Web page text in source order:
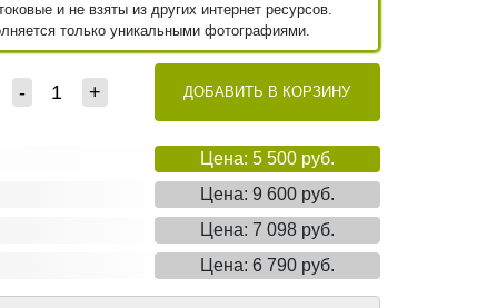
и не взяты из других интернет ресурсов.
только уникальными фотографиями.
- + ДОБАВИТЬ В КОРЗИНУ
Цена: 5 500 руб.
Цена: 9 600 руб.
Цена: 7 098 руб.
Цена: 6 790 руб.